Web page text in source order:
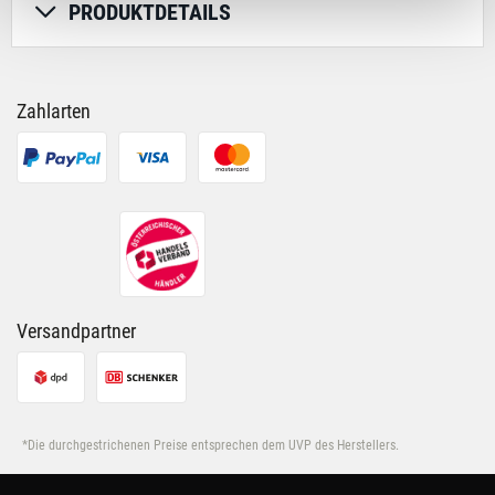
für soziale Medien, Werbung und Analysen weiter.
Unsere Partner führen diese Informationen
ihnen bereitgestellt hast oder die sie im Rahmen Deiner
Nutzung der Dienste gesammelt haben.
PRODUKTDETAILS
Zahlarten
Versandpartner
*Die durchgestrichenen Preise entsprechen dem UVP des Herstellers.